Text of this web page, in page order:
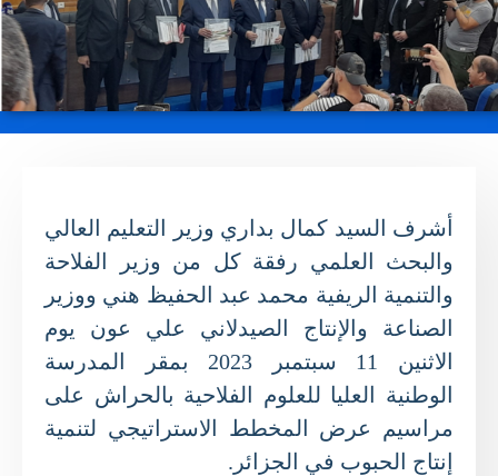
أشرف السيد كمال بداري وزير التعليم العالي
والبحث العلمي رفقة كل من وزير الفلاحة
والتنمية الريفية محمد عبد الحفيظ هني ووزير
الصناعة والإنتاج الصيدلاني علي عون يوم
الاثنين 11 سبتمبر 2023 بمقر المدرسة
الوطنية العليا للعلوم الفلاحية بالحراش على
مراسيم عرض المخطط الاستراتيجي لتنمية
إنتاج الحبوب في الجزائر.